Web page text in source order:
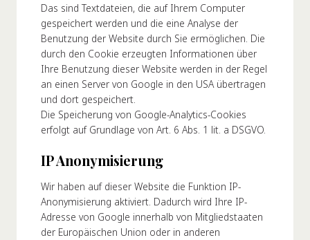
Das sind Textdateien, die auf Ihrem Computer
gespeichert werden und die eine Analyse der
Benutzung der Website durch Sie ermöglichen. Die
durch den Cookie erzeugten Informationen über
Ihre Benutzung dieser Website werden in der Regel
an einen Server von Google in den USA übertragen
und dort gespeichert.
Die Speicherung von Google-Analytics-Cookies
erfolgt auf Grundlage von Art. 6 Abs. 1 lit. a DSGVO.
IP Anonymisierung
Wir haben auf dieser Website die Funktion IP-
Anonymisierung aktiviert. Dadurch wird Ihre IP-
Adresse von Google innerhalb von Mitgliedstaaten
der Europäischen Union oder in anderen